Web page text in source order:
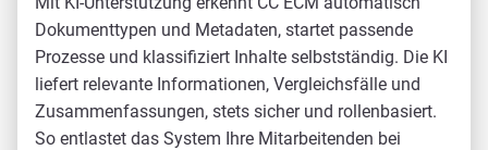
Dokumenttypen und Metadaten, startet passende
Prozesse und klassifiziert Inhalte selbstständig. Die KI
liefert relevante Informationen, Vergleichsfälle und
Zusammenfassungen, stets sicher und rollenbasiert.
So entlastet das System Ihre Mitarbeitenden bei